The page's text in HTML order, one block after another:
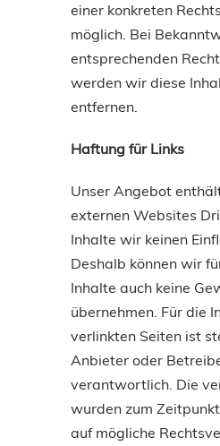
einer konkreten
möglich. Bei
entsprechenden
werden wir diese
entfernen.
Haftung für Links
Unser Angebot
externen Websites
Inhalte wir keinen
Deshalb können wir
Inhalte auch keine
übernehmen. Für die
verlinkten Seiten ist
Anbieter oder
verantwortlich. Die
wurden zum
auf mögliche